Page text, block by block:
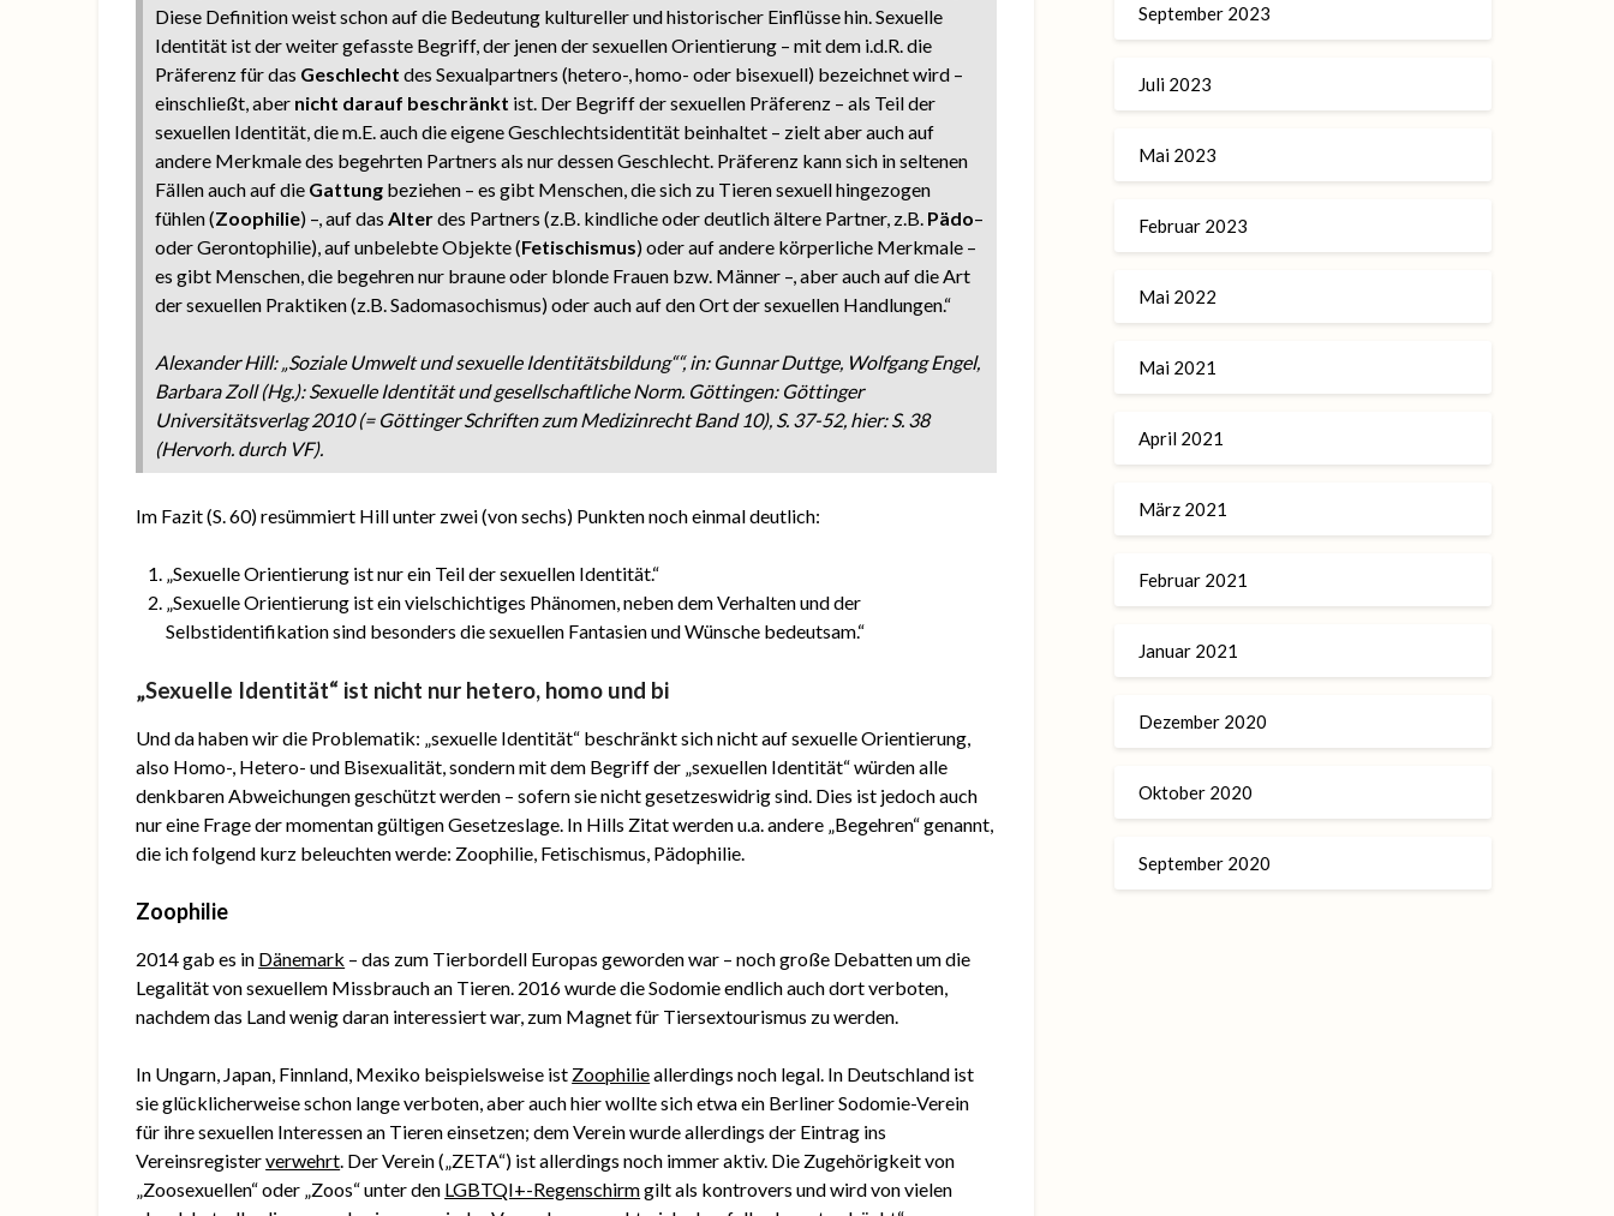
Diese Definition weist schon auf die Bedeutung kultureller und historischer Einflüsse hin. Sexuelle
Identität ist der weiter gefasste Begriff, der jenen der sexuellen Orientierung – mit dem i.d.R. die
Präferenz für das Geschlecht des Sexualpartners (hetero-, homo- oder bisexuell) bezeichnet wird –
einschließt, aber nicht darauf beschränkt ist. Der Begriff der sexuellen Präferenz – als Teil der
sexuellen Identität, die m.E. auch die eigene Geschlechtsidentität beinhaltet – zielt aber auch auf
andere Merkmale des begehrten Partners als nur dessen Geschlecht. Präferenz kann sich in seltenen
Fällen auch auf die Gattung beziehen – es gibt Menschen, die sich zu Tieren sexuell hingezogen
fühlen (Zoophilie) –, auf das Alterdes Partners (z.B. kindliche oder deutlich ältere Partner, z.B. Pädo–
oder Gerontophilie), auf unbelebte Objekte (Fetischismus) oder auf andere körperliche Merkmale –
es gibt Menschen, die begehren nur braune oder blonde Frauen bzw. Männer –, aber auch auf die Art
der sexuellen Praktiken (z.B. Sadomasochismus) oder auch auf den Ort der sexuellen Handlungen.“
Alexander Hill: „Soziale Umwelt und sexuelle Identitätsbildung““, in: Gunnar Duttge, Wolfgang Engel,
Barbara Zoll (Hg.): Sexuelle Identität und gesellschaftliche Norm. Göttingen: Göttinger
Universitätsverlag 2010 (= Göttinger Schriften zum Medizinrecht Band 10), S. 37-52, hier: S. 38
(Hervorh. durch VF).
Im Fazit (S. 60) resümmiert Hill unter zwei (von sechs) Punkten noch einmal deutlich:
„Sexuelle Orientierung ist nur ein Teil der sexuellen Identität.“
„Sexuelle Orientierung ist ein vielschichtiges Phänomen, neben dem Verhalten und der
Selbstidentifikation sind besonders die sexuellen Fantasien und Wünsche bedeutsam.“
„Sexuelle Identität“ ist nicht nur hetero, homo und bi
Und da haben wir die Problematik: „sexuelle Identität“ beschränkt sich nicht auf sexuelle Orientierung,
also Homo-, Hetero- und Bisexualität, sondern mit dem Begriff der „sexuellen Identität“ würden alle
denkbaren Abweichungen geschützt werden – sofern sie nicht gesetzeswidrig sind. Dies ist jedoch auch
nur eine Frage der momentan gültigen Gesetzeslage. In Hills Zitat werden u.a. andere „Begehren“ genannt,
die ich folgend kurz beleuchten werde: Zoophilie, Fetischismus, Pädophilie.
Zoophilie
2014 gab es in Dänemark – das zum Tierbordell Europas geworden war – noch große Debatten um die
Legalität von sexuellem Missbrauch an Tieren. 2016 wurde die Sodomie endlich auch dort verboten,
nachdem das Land wenig daran interessiert war, zum Magnet für Tiersextourismus zu werden.
In Ungarn, Japan, Finnland, Mexiko beispielsweise ist Zoophilieallerdings noch legal. In Deutschland ist
sie glücklicherweise schon lange verboten, aber auch hier wollte sich etwa ein Berliner Sodomie-Verein
für ihre sexuellen Interessen an Tieren einsetzen; dem Verein wurde allerdings der Eintrag ins
Vereinsregisterverwehrt . Der Verein („ZETA“) ist allerdings noch immer aktiv. Die Zugehörigkeit von
„Zoosexuellen“ oder „Zoos“ unter den LGBTQI+-Regenschirmgilt als kontrovers und wird von vielen
September 2023
Juli 2023
Mai 2023
Februar 2023
Mai 2022
Mai 2021
April 2021
März 2021
Februar 2021
Januar 2021
Dezember 2020
Oktober 2020
September 2020